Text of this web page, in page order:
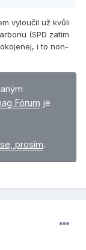
vyloučil už kvůli
(SPD zatím
i to non-
Fórum je
prosím.